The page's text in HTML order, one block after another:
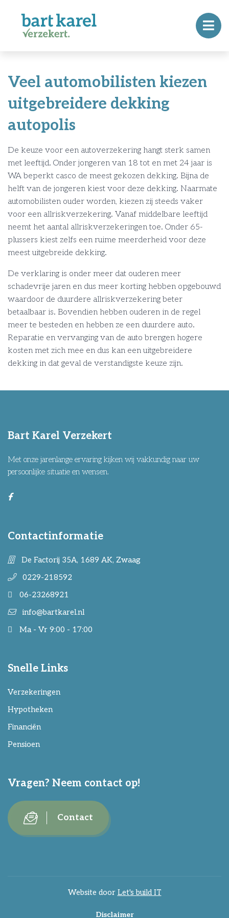
Veel automobilisten kiezen
uitgebreidere dekking
autopolis
De keuze voor een autoverzekering hangt sterk samen
met leeftijd. Onder jongeren van 18 tot en met 24 jaar is
WA beperkt casco de meest gekozen dekking. Bijna de
helft van de jongeren kiest voor deze dekking. Naarmate
automobilisten ouder worden, kiezen zij steeds vaker
voor een allriskverzekering. Vanaf middelbare leeftijd
neemt het aantal allriskverzekeringen toe. Onder 65-
plussers kiest zelfs een ruime meerderheid voor deze
meest uitgebreide dekking.
De verklaring is onder meer dat ouderen meer
schadevrije jaren en dus meer korting hebben opgebouwd
waardoor de duurdere allriskverzekering beter
betaalbaar is. Bovendien hebben ouderen in de regel
meer te besteden en hebben ze een duurdere auto.
Reparatie en vervanging van de auto brengen hogere
kosten met zich mee en dus kan een uitgebreidere
dekking in dat geval de verstandigste keuze zijn.
Bart Karel Verzekert
Met onze jarenlange ervaring kijken wij vakkundig naar uw
persoonlijke situatie en wensen.
Contactinformatie
De Factorij 35A, 1689 AK, Zwaag
0229-218592
06-23268921
info@bartkarel.nl
Ma - Vr 9:00 - 17:00
Snelle Links
Verzekeringen
Hypotheken
Financiën
Pensioen
Vragen? Neem contact op!
Contact
Website door Let's build IT
Disclaimer